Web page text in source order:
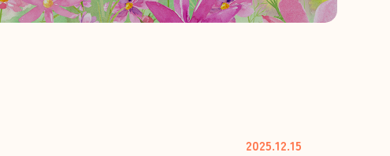
渡津放課後児童クラブ
2025.12.15